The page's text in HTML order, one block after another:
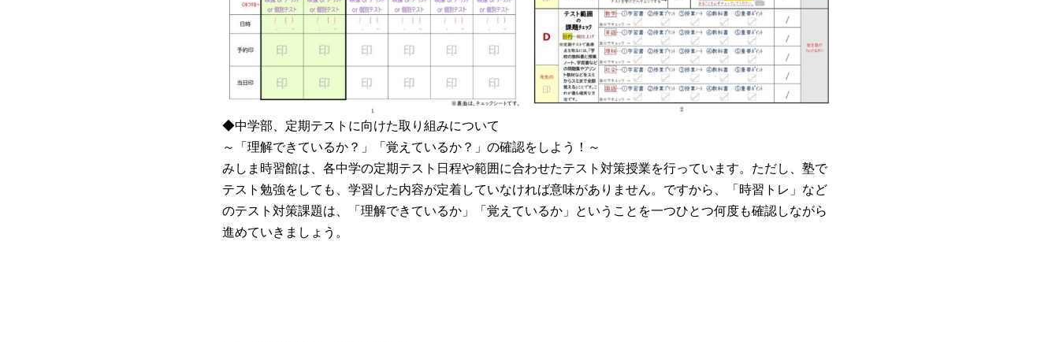
◆中学部、定期テストに向けた取り組みについて
～「理解できているか？」「覚えているか？」の確認をしよう！～
みしま時習館は、各中学の定期テスト日程や範囲に合わせたテスト対策授業を行っています。ただし、塾で
テスト勉強をしても、学習した内容が定着していなければ意味がありません。ですから、「時習トレ」など
のテスト対策課題は、「理解できているか」「覚えているか」ということを一つひとつ何度も確認しながら
進めていきましょう。